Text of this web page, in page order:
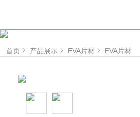
首页 产品展示 EVA片材 EVA片材